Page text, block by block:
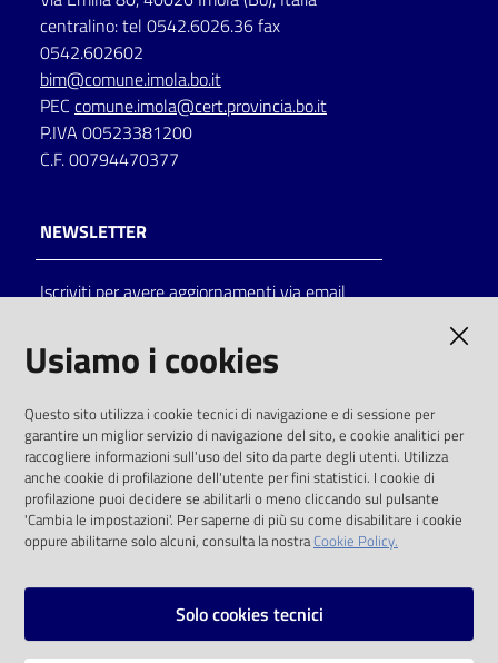
centralino: tel 0542.6026.36 fax
0542.602602
bim@comune.imola.bo.it
PEC comune.imola@cert.provincia.bo.it
P.IVA 00523381200
C.F. 00794470377
NEWSLETTER
Iscriviti per avere aggiornamenti via email
solo alle condizioni previste dalla direttiva
comunitaria 2003/98/CE e dal d.lgs. 36/2006
SOCIAL
Instagram
Usiamo i cookies
Questo sito utilizza i cookie tecnici di navigazione e di sessione per
garantire un miglior servizio di navigazione del sito, e cookie analitici per
raccogliere informazioni sull'uso del sito da parte degli utenti. Utilizza
anche cookie di profilazione dell'utente per fini statistici. I cookie di
profilazione puoi decidere se abilitarli o meno cliccando sul pulsante
'Cambia le impostazioni'. Per saperne di più su come disabilitare i cookie
oppure abilitarne solo alcuni, consulta la nostraCookie Policy.
Solo cookies tecnici